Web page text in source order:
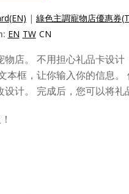
| 綠色主調寵物店優惠券
EN TW CN
店。 不用担心礼品卡设
本框，让你输入你的信息
计。 完成后，您可以将